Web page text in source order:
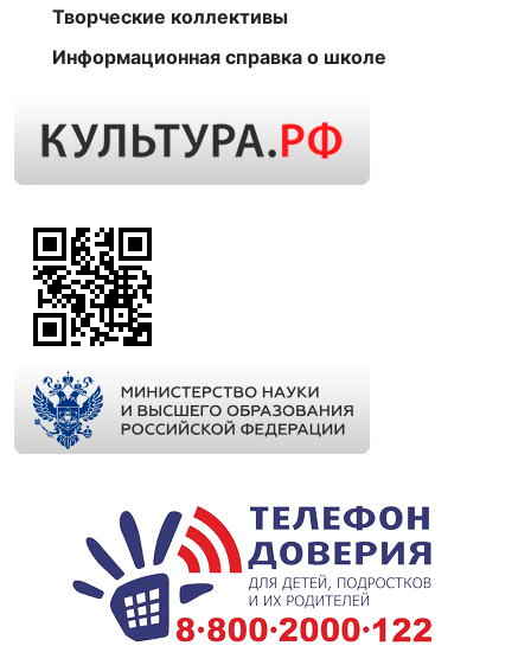
Творческие коллективы
Информационная справка о школе